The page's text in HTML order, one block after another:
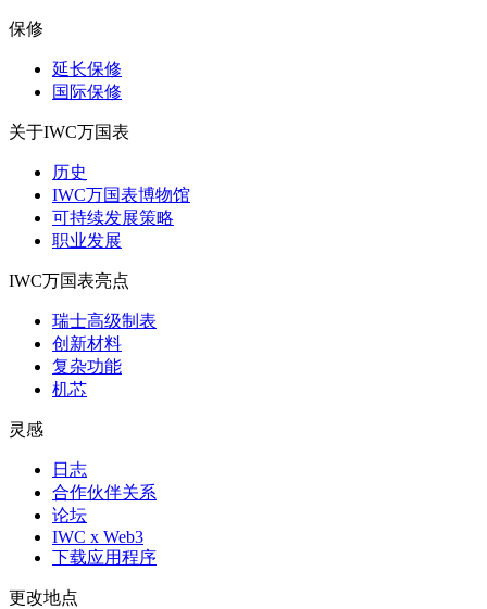
保修
延长保修
国际保修
关于IWC万国表
历史
IWC万国表博物馆
可持续发展策略
职业发展
IWC万国表亮点
瑞士高级制表
创新材料
复杂功能
机芯
灵感
日志
合作伙伴关系
论坛
IWC x Web3
下载应用程序
更改地点